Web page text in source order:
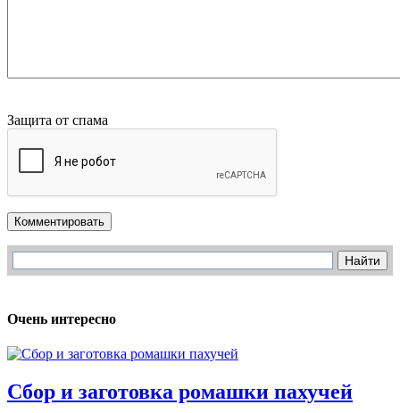
Защита от спама
Комментировать
Очень интересно
Сбор и заготовка ромашки пахучей